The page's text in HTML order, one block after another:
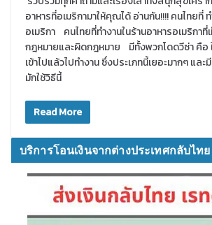
อาหารที่อเมริกามาให้คุณได้ อ่านกัน!!!! คนไทยที่
อเมริกา คนไทยที่ทำงานในร้านอาหารอเมริกา
กฎหมายและผิดกฎหมาย มีทั้งพวกโดดวีซ่า คือ
เข้าไปแล้วไปทำงาน ซึ่งประเภทนี้เยอะมากๆ แล
มักใช้วิธีนี้
Read More
บริการโอนเงินจากต่างประเทศกลับไทย